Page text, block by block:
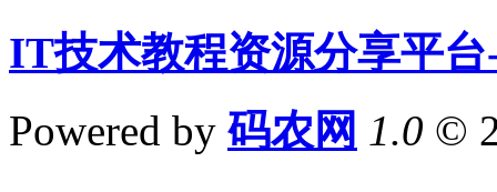
IT技术教程资源分享平
Powered by 码农网 1.0 ©